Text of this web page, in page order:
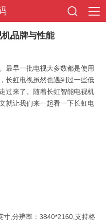
品牌与性能
最早一批电视大多数都是使用
长虹电视虽然也遇到过一些低
过来了。随着长虹智能电视机
就让我们来一起看一下长虹电
寸,分辨率：3840*2160,支持格